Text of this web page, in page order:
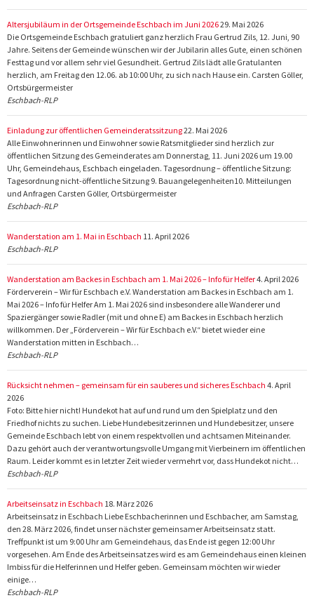
Altersjubiläum in der Ortsgemeinde Eschbach im Juni 202629. Mai 2026
Die Ortsgemeinde Eschbach gratuliert ganz herzlich Frau Gertrud Zils, 12. Juni, 90
Jahre. Seitens der Gemeinde wünschen wir der Jubilarin alles Gute, einen schönen
Festtag und vor allem sehr viel Gesundheit. Gertrud Zils lädt alle Gratulanten
herzlich, am Freitag den 12.06. ab 10:00 Uhr, zu sich nach Hause ein. Carsten Göller,
Ortsbürgermeister
Eschbach-RLP
Einladung zur öffentlichen Gemeinderatssitzung22. Mai 2026
Alle Einwohnerinnen und Einwohner sowie Ratsmitglieder sind herzlich zur
öffentlichen Sitzung des Gemeinderates am Donnerstag, 11. Juni 2026 um 19.00
Uhr, Gemeindehaus, Eschbach eingeladen. Tagesordnung – öffentliche Sitzung:
Tagesordnung nicht-öffentliche Sitzung 9. Bauangelegenheiten10. Mitteilungen
und Anfragen Carsten Göller, Ortsbürgermeister
Eschbach-RLP
Wanderstation am 1. Mai in Eschbach 11. April 2026
Eschbach-RLP
Wanderstation am Backes in Eschbach am 1. Mai 2026 – Info für Helfer4. April 2026
Förderverein – Wir für Eschbach e.V. Wanderstation am Backes in Eschbach am 1.
Mai 2026 – Info für Helfer Am 1. Mai 2026 sind insbesondere alle Wanderer und
Spaziergänger sowie Radler (mit und ohne E) am Backes in Eschbach herzlich
willkommen. Der „Förderverein – Wir für Eschbach e.V.“ bietet wieder eine
Wanderstation mitten in Eschbach…
Eschbach-RLP
Rücksicht nehmen – gemeinsam für ein sauberes und sicheres Eschbach 4. April
2026
Foto: Bitte hier nicht! Hundekot hat auf und rund um den Spielplatz und den
Friedhof nichts zu suchen. Liebe Hundebesitzerinnen und Hundebesitzer, unsere
Gemeinde Eschbach lebt von einem respektvollen und achtsamen Miteinander.
Dazu gehört auch der verantwortungsvolle Umgang mit Vierbeinern im öffentlichen
Raum. Leider kommt es in letzter Zeit wieder vermehrt vor, dass Hundekot nicht…
Eschbach-RLP
Arbeitseinsatz in Eschbach 18. März 2026
Arbeitseinsatz in Eschbach Liebe Eschbacherinnen und Eschbacher, am Samstag,
den 28. März 2026, findet unser nächster gemeinsamer Arbeitseinsatz statt.
Treffpunkt ist um 9:00 Uhr am Gemeindehaus, das Ende ist gegen 12:00 Uhr
vorgesehen. Am Ende des Arbeitseinsatzes wird es am Gemeindehaus einen kleinen
Imbiss für die Helferinnen und Helfer geben. Gemeinsam möchten wir wieder
einige…
Eschbach-RLP